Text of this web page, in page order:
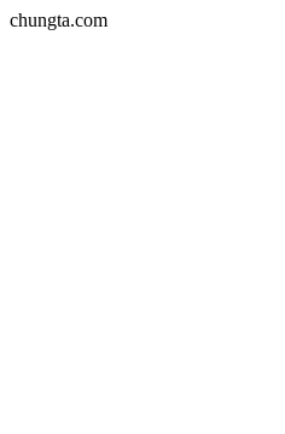
chungta.com